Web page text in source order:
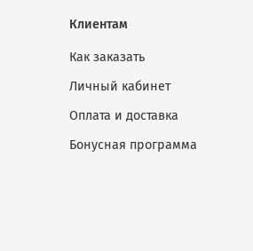
Клиентам
Как заказать
Личный кабинет
Оплата и доставка
Бонусная программа